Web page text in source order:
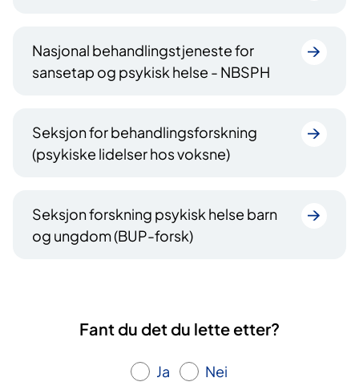
Nasjonal behandlingstjeneste for
sansetap og psykisk helse - NBSPH
Seksjon for behandlingsforskning
(psykiske lidelser hos voksne)
Seksjon forskning psykisk helse barn
og ungdom (BUP-forsk)
Fant du det du lette etter?
Ja Nei